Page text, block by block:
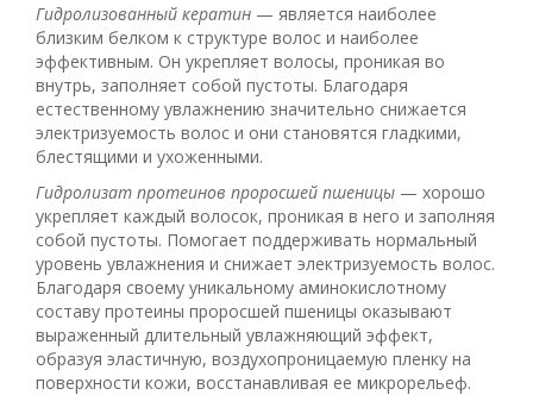
Гидролизованный кератин — является наиболее
близким белком к структуре волос и наиболее
эффективным. Он укрепляет волосы, проникая во
внутрь, заполняет собой пустоты. Благодаря
естественному увлажнению значительно снижается
электризуемость волос и они становятся гладкими,
блестящими и ухоженными.
Гидролизат протеинов проросшей пшеницы — хорошо
укрепляет каждый волосок, проникая в него и заполняя
собой пустоты. Помогает поддерживать нормальный
уровень увлажнения и снижает электризуемость волос.
Благодаря своему уникальному аминокислотному
составу протеины проросшей пшеницы оказывают
выраженный длительный увлажняющий эффект,
образуя эластичную, воздухопроницаемую пленку на
поверхности кожи, восстанавливая ее микрорельеф.